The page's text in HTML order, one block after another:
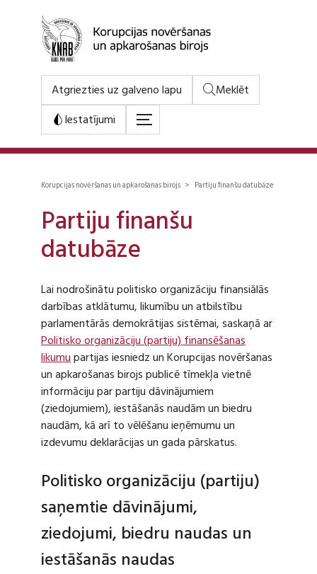
Atgriezties uz galveno lapu
Meklēt
Iestatījumi
Korupcijas novēršanas un apkarošanas birojs > Partiju finanšu datubāze
Partiju finanšu
datubāze
Lai nodrošinātu politisko organizāciju finansiālās
darbības atklātumu, likumību un atbilstību
parlamentārās demokrātijas sistēmai, saskaņā ar
Politisko organizāciju (partiju) finansēšanas
likumupartijas iesniedz un Korupcijas novēršanas
un apkarošanas birojs publicē tīmekļa vietnē
informāciju par partiju dāvinājumiem
(ziedojumiem), iestāšanās naudām un biedru
naudām, kā arī to vēlēšanu ieņēmumu un
izdevumu deklarācijas un gada pārskatus.
Politisko organizāciju (partiju)
saņemtie dāvinājumi,
ziedojumi, biedru naudas un
iestāšanās naudas